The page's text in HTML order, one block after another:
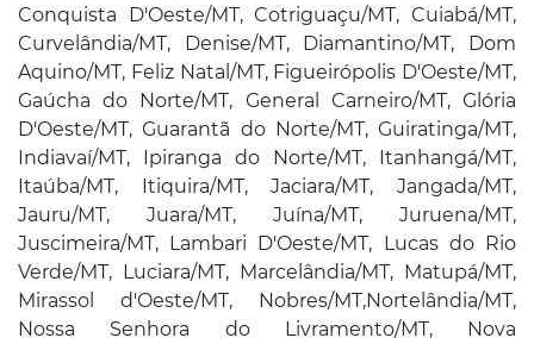
Conquista D'Oeste/MT, Cotriguaçu/MT, Cuiabá/MT,
Curvelândia/MT, Denise/MT, Diamantino/MT, Dom
Aquino/MT, Feliz Natal/MT, Figueirópolis D'Oeste/MT,
Gaúcha do Norte/MT, General Carneiro/MT, Glória
D'Oeste/MT, Guarantã do Norte/MT, Guiratinga/MT,
Indiavaí/MT, Ipiranga do Norte/MT, Itanhangá/MT,
Itaúba/MT, Itiquira/MT, Jaciara/MT, Jangada/MT,
Jauru/MT, Juara/MT, Juína/MT, Juruena/MT,
Juscimeira/MT, Lambari D'Oeste/MT, Lucas do Rio
Verde/MT, Luciara/MT, Marcelândia/MT, Matupá/MT,
Mirassol d'Oeste/MT, Nobres/MT,Nortelândia/MT,
Nossa Senhora do Livramento/MT, Nova